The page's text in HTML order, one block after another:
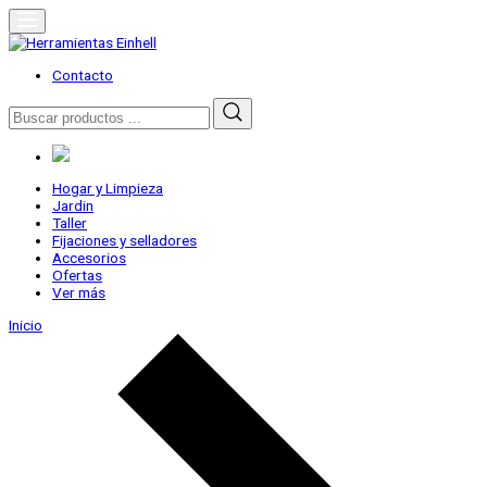
Skip
to
content
Herramientas Einhell
Distribuidor Oficial
Contacto
Buscar
por:
Hogar y Limpieza
Jardin
Taller
Fijaciones y selladores
Accesorios
Ofertas
Ver más
Inicio